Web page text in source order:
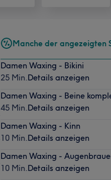
Manche der angezeigten
Damen Waxing - Bikini
25 Min.Details anzeigen
Damen Waxing - Beine
45 Min.Details anzeigen
Damen Waxing - Kinn
10 Min.Details anzeigen
Damen Waxing -
10 Min.Details anzeigen